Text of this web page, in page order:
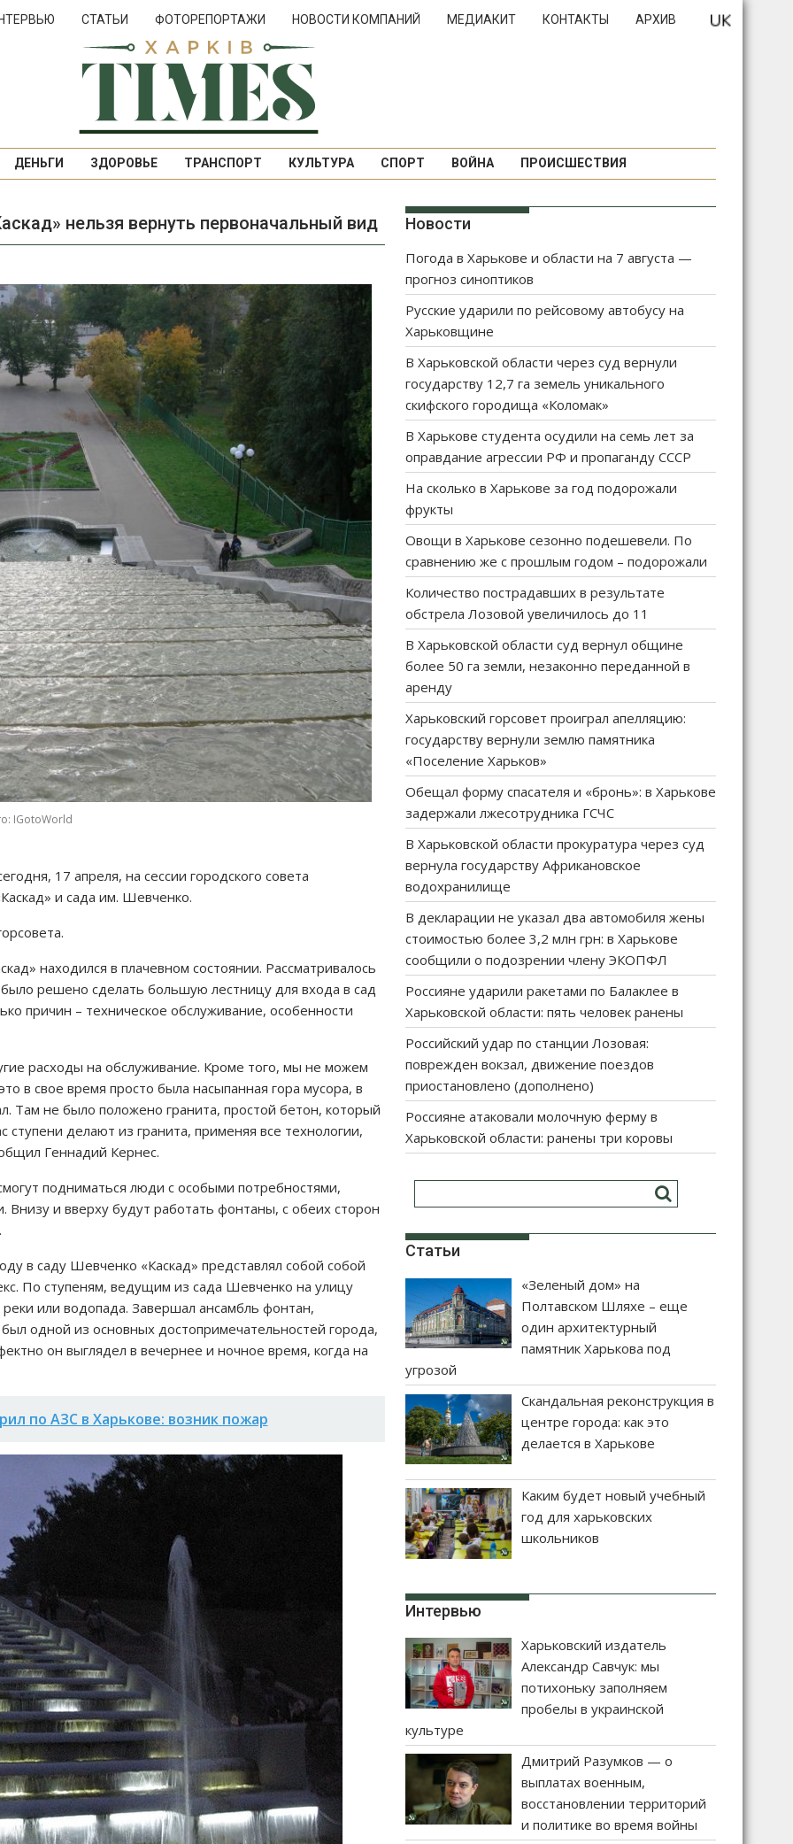
СТАТЬИ ФОТОРЕПОРТАЖИ НОВОСТИ КОМПАНИЙ МЕДИАКИТ КОНТАКТЫ АРХИВ
ДЕНЬГИ ЗДОРОВЬЕ ТРАНСПОРТ КУЛЬТУРА СПОРТ ВОЙНА ПРОИСШЕСТВИЯ
нельзя вернуть первоначальный вид
IGotoWorld
17 апреля, на сессии городского совета
и сада им. Шевченко.
находился в плачевном состоянии. Рассматривалось
решено сделать большую лестницу для входа в сад
причин – техническое обслуживание, особенности
расходы на обслуживание. Кроме того, мы не можем
в свое время просто была насыпанная гора мусора, в
Там не было положено гранита, простой бетон, который
делают из гранита, применяя все технологии,
Геннадий Кернес.
подниматься люди с особыми потребностями,
и вверху будут работать фонтаны, с обеих сторон
в саду Шевченко «Каскад» представлял собой собой
По ступеням, ведущим из сада Шевченко на улицу
или водопада. Завершал ансамбль фонтан,
одной из основных достопримечательностей города,
он выглядел в вечернее и ночное время, когда на
по АЗС в Харькове: возник пожар
Новости
Погода в Харькове и области на 7 августа —
прогноз синоптиков
Русские ударили по рейсовому автобусу на
Харьковщине
В Харьковской области через суд вернули
государству 12,7 га земель уникального
скифского городища «Коломак»
В Харькове студента осудили на семь лет за
оправдание агрессии РФ и пропаганду СССР
На сколько в Харькове за год подорожали
фрукты
Овощи в Харькове сезонно подешевели. По
сравнению же с прошлым годом – подорожали
Количество пострадавших в результате
обстрела Лозовой увеличилось до 11
В Харьковской области суд вернул общине
более 50 га земли, незаконно переданной в
аренду
Харьковский горсовет проиграл апелляцию:
государству вернули землю памятника
«Поселение Харьков»
Обещал форму спасателя и «бронь»: в Харькове
задержали лжесотрудника ГСЧС
В Харьковской области прокуратура через суд
вернула государству Африкановское
водохранилище
В декларации не указал два автомобиля жены
стоимостью более 3,2 млн грн: в Харькове
сообщили о подозрении члену ЭКОПФЛ
Россияне ударили ракетами по Балаклее в
Харьковской области: пять человек ранены
Российский удар по станции Лозовая:
поврежден вокзал, движение поездов
приостановлено (дополнено)
Россияне атаковали молочную ферму в
Харьковской области: ранены три коровы
Статьи
«Зеленый дом» на
Полтавском Шляхе – еще
один архитектурный
памятник Харькова под
угрозой
Скандальная реконструкция в
центре города: как это
делается в Харькове
Каким будет новый учебный
год для харьковских
школьников
Интервью
Харьковский издатель
Александр Савчук: мы
потихоньку заполняем
пробелы в украинской
культуре
Дмитрий Разумков — о
выплатах военным,
восстановлении территорий
и политике во время войны